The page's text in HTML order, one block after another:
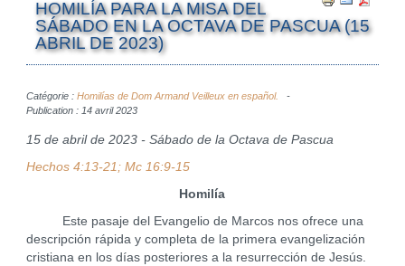
HOMILÍA PARA LA MISA DEL
SÁBADO EN LA OCTAVA DE PASCUA (15
ABRIL DE 2023)
Catégorie : Homilías de Dom Armand Veilleux en español.
Publication : 14 avril 2023
15 de abril de 2023 - Sábado de la Octava de Pascua
Hechos 4:13-21; Mc 16:9-15
Homilía
Este pasaje del Evangelio de Marcos nos ofrece una
descripción rápida y completa de la primera evangelización
cristiana en los días posteriores a la resurrección de Jesús.